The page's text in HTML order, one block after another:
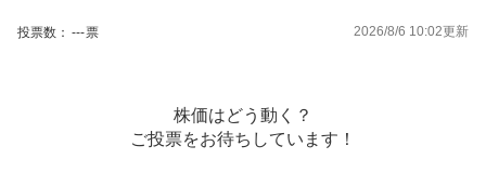
投票数： ---票 2026/8/6 10:02更新
株価はどう動く？
ご投票をお待ちしています！